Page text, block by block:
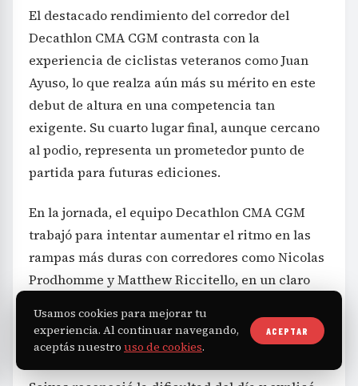
El destacado rendimiento del corredor del
Decathlon CMA CGM contrasta con la
experiencia de ciclistas veteranos como Juan
Ayuso, lo que realza aún más su mérito en este
debut de altura en una competencia tan
exigente. Su cuarto lugar final, aunque cercano
al podio, representa un prometedor punto de
partida para futuras ediciones.
En la jornada, el equipo Decathlon CMA CGM
trabajó para intentar aumentar el ritmo en las
rampas más duras con corredores como Nicolas
Prodhomme y Matthew Riccitello, en un claro
escalador mexicano resistió y logró mantener la
ventaja definitiva.
Usamos cookies para mejorar tu
experiencia. Al continuar navegando,
aceptás nuestro uso de cookies.
ACEPTAR